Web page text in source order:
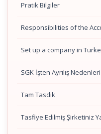
Pratik Bilgiler
Responsibilities of the
Set up a company in
SGK İşten Ayrılış Nedenleri
Tam Tasdik
Tasfiye Edilmiş Şirketiniz